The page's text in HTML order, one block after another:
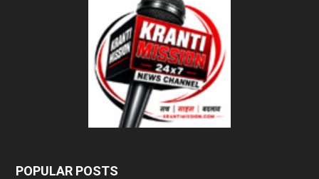
POPULAR POSTS